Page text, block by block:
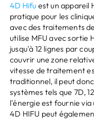
4D Hifu est un appareil
pratique pour les
avec des traitements
utilise MFU avec sortie
jusqu'à 12 lignes par
couvrir une zone
vitesse de traitement
traditionnel, il peut
systèmes tels que 7D,
l'énergie est fournie
4D HIFU peut